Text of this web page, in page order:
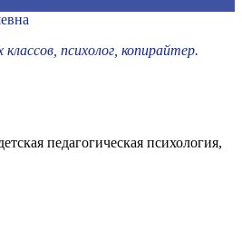
психолог, копирайтер.
педагогическая психология,